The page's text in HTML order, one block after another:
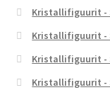
Kristallifiguurit -
Kristallifiguurit -
Kristallifiguurit -
Kristallifiguurit -